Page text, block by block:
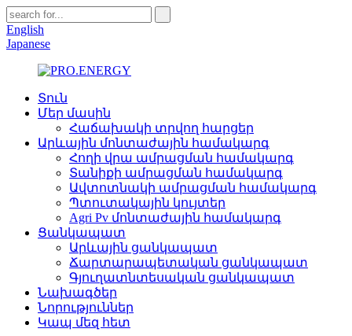
English
Japanese
Տուն
Մեր մասին
Հաճախակի տրվող հարցեր
Արևային մոնտաժային համակարգ
Հողի վրա ամրացման համակարգ
Տանիքի ամրացման համակարգ
Ավտոտնակի ամրացման համակարգ
Պտուտակային կույտեր
Agri Pv մոնտաժային համակարգ
Ցանկապատ
Արևային ցանկապատ
Ճարտարապետական ցանկապատ
Գյուղատնտեսական ցանկապատ
Նախագծեր
Նորություններ
Կապ մեզ հետ